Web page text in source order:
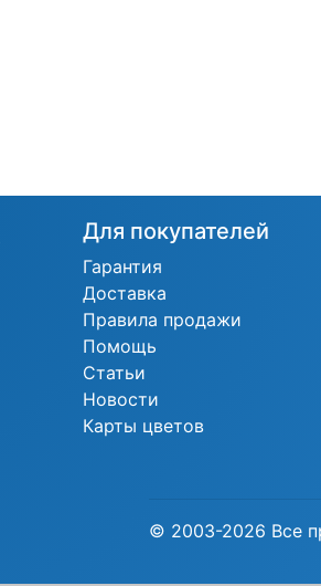
Для покупателей
Гарантия
Доставка
Правила продажи
Помощь
Статьи
Новости
Карты цветов
© 2003-2026 Все